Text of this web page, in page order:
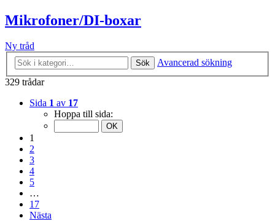
Mikrofoner/DI-boxar
Ny tråd
Sök
Avancerad sökning
329 trådar
Sida 1 av 17
Hoppa till sida:
1
2
3
4
5
…
17
Nästa